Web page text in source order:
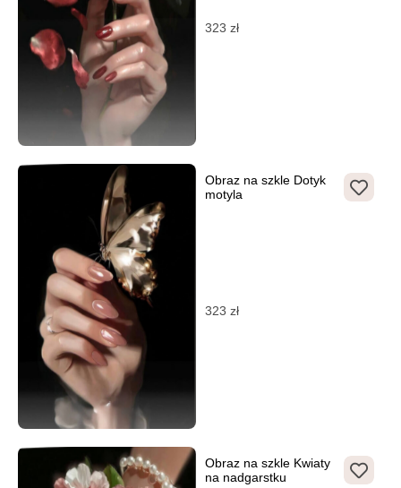
323 zł
Obraz na szkle Dotyk
motyla
323 zł
Obraz na szkle Kwiaty
na nadgarstku